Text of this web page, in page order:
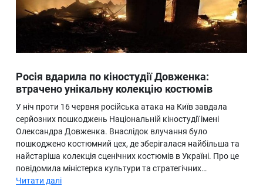
Росія вдарила по кіностудії Довженка:
втрачено унікальну колекцію костюмів
У ніч проти 16 червня російська атака на Київ завдала
серйозних пошкоджень Національній кіностудії імені
Олександра Довженка. Внаслідок влучання було
пошкоджено костюмний цех, де зберігалася найбільша та
найстаріша колекція сценічних костюмів в Україні. Про це
повідомила міністерка культури та стратегічних…
Читати далі